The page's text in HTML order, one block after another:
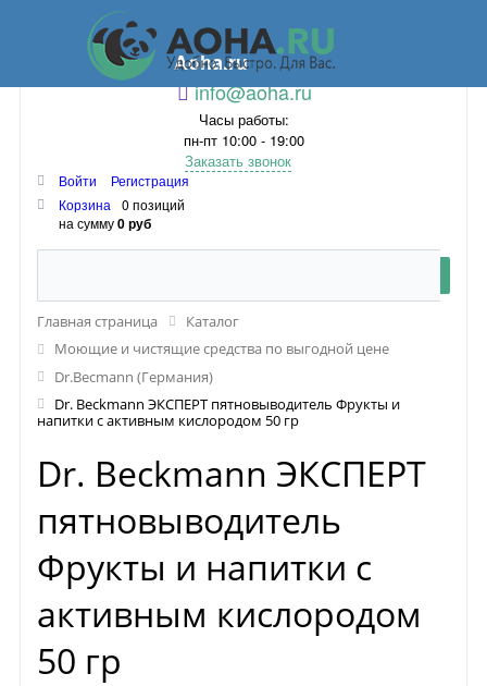
Aoha.ru
info@aoha.ru
Часы работы:
пн-пт 10:00 - 19:00
Заказать звонок
Войти
Регистрация
Корзина
0 позиций
на сумму0 руб
Главная страница
Каталог
Моющие и чистящие средства по выгодной цене
Dr.Becmann (Германия)
Dr. Beckmann ЭКСПЕРТ пятновыводитель Фрукты и
напитки с активным кислородом 50 гр
Dr. Beckmann ЭКСПЕРТ
пятновыводитель
Фрукты и напитки с
активным кислородом
50 гр